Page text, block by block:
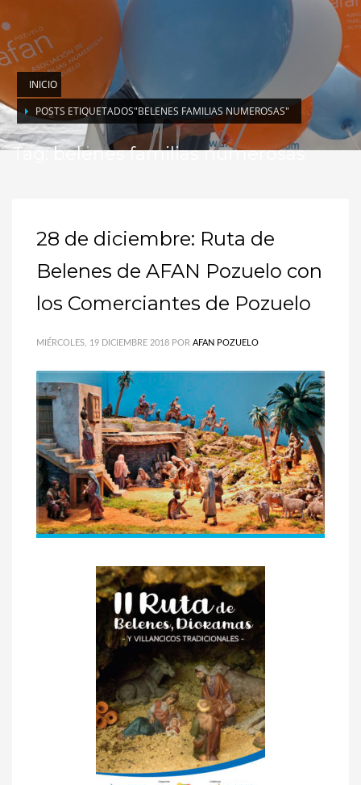
INICIO
POSTS ETIQUETADOS"BELENES FAMILIAS NUMEROSAS"
Tag: belenes familias numerosas
28 de diciembre: Ruta de
Belenes de AFAN Pozuelo con
los Comerciantes de Pozuelo
MIÉRCOLES, 19 DICIEMBRE 2018 POR AFAN POZUELO